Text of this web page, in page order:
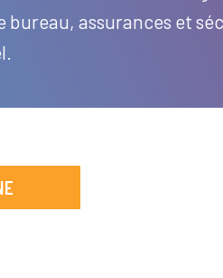
assurances et